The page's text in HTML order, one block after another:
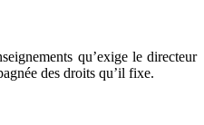
qu’exige le directeur
des droits qu’il fixe.